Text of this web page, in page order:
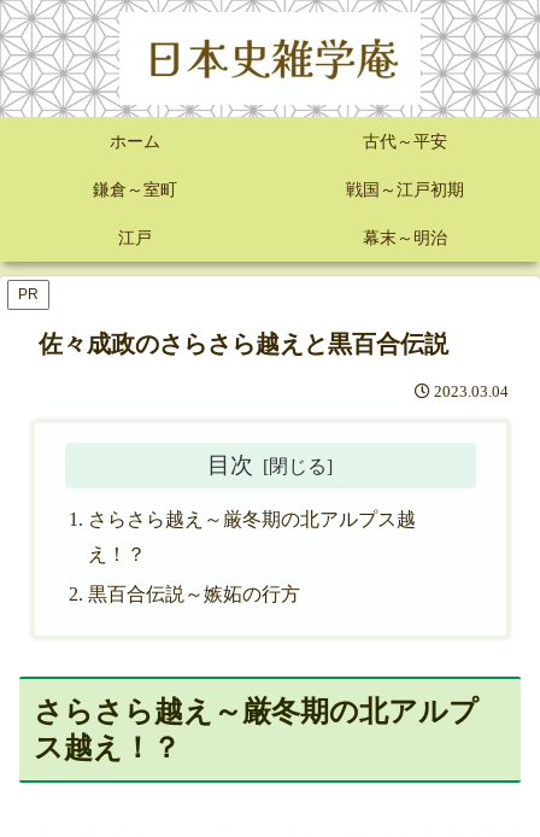
ホーム 古代～平安
鎌倉～室町 戦国～江戸初期
江戸 幕末～明治
PR
佐々成政のさらさら越えと黒百合伝説
2023.03.04
目次
さらさら越え～厳冬期の北アルプス越
え！？
黒百合伝説～嫉妬の行方
さらさら越え～厳冬期の北アルプ
ス越え！？